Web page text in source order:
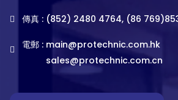
傳真 : (852) 2480 4764, (86
電郵 : main@protechnic.com.hk
sales@protechnic.com.cn